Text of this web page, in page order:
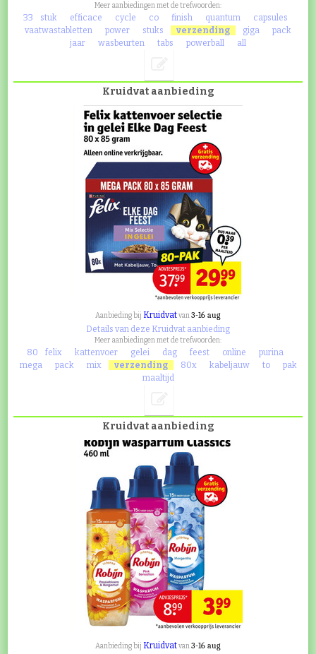
Meer aanbiedingen met de trefwoorden:
33 stuk efficace cycle co finish quantum
capsules
vaatwastabletten
power stuks verzending giga
pack
jaar
wasbeurten tabs powerball all
Kruidvat aanbieding
Aanbieding bij Kruidvatvan3-16 aug
Details van deze Kruidvat aanbieding
Meer aanbiedingen met de trefwoorden:
80 felix kattenvoer gelei dag feest online
purina
mega
pack mix verzending 80x kabeljauw to
pak
maaltijd
Kruidvat aanbieding
Aanbieding bij Kruidvatvan3-16 aug